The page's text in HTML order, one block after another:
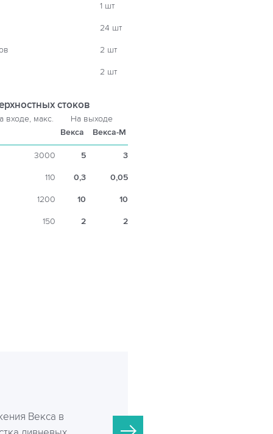
1 шт
24 шт
2 шт
2 шт
стоков
входе, макс.
На выходе
Векса
Векса-М
3000 5 3
110 0,3 0,05
1200 10 10
150 2 2
Векса в